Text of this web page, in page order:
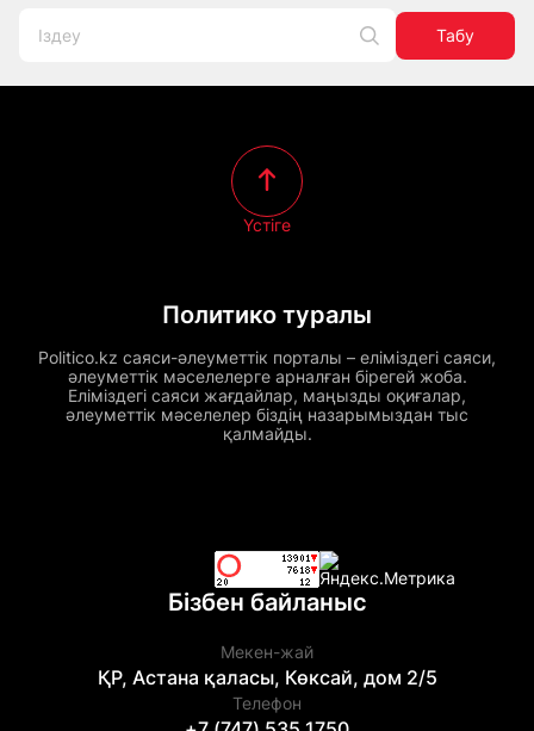
Табу
Политико туралы
Politico.kz саяси-әлеуметтік порталы – еліміздегі саяси,
әлеуметтік мәселелерге арналған бірегей жоба.
Еліміздегі саяси жағдайлар, маңызды оқиғалар,
әлеуметтік мәселелер біздің назарымыздан тыс
қалмайды.
Үстіге
Бізбен байланыс
Мекен-жай
ҚР, Астана қаласы, Көксай, дом 2/5
Телефон